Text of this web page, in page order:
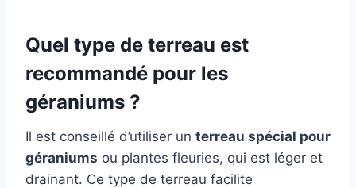
Quel type de terreau est
recommandé pour les
géraniums ?
Il est conseillé d’utiliser un terreau spécial pour
géraniums ou plantes fleuries, qui est léger et
drainant. Ce type de terreau facilite